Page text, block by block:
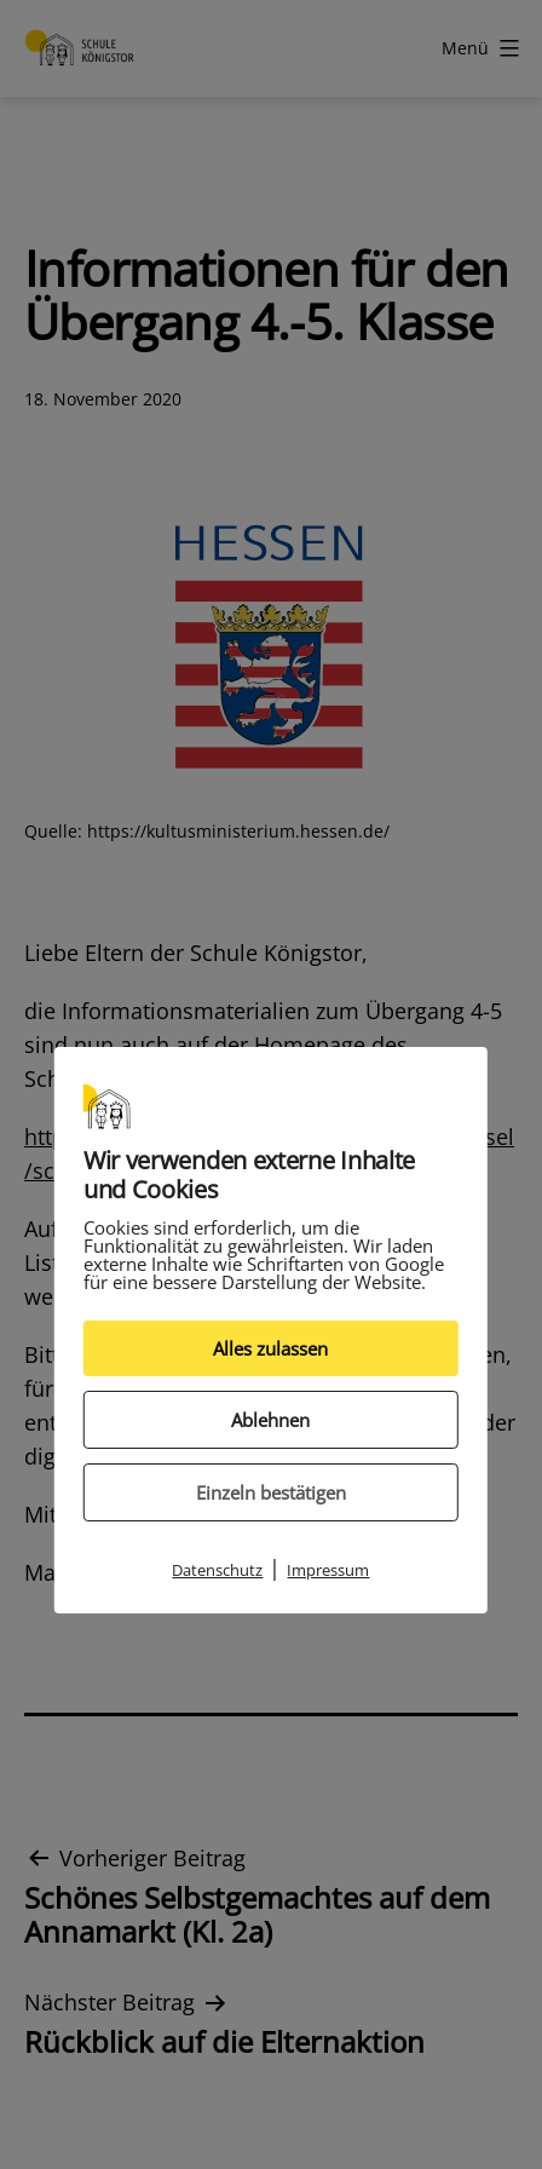
Inhalt
Menü
Informationen für den
Übergang 4.-5. Klasse
Veröffentlicht
18. November 2020
Quelle: https://kultusministerium.hessen.de/
Liebe Eltern der Schule Königstor,
die Informationsmaterialien zum Übergang 4-5
sind nun auch auf der Homepage des
Schulamtes veröffentlicht:
https://schulaemter.hessen.de/standorte/kassel
/schulangebot/schulliste
Auf der Seite des Schulamtes Kassel ist keine
Liste der Informationsveranstaltungen der
weiterführenden Schulen eingestellt.
Bitte besuchen Sie die Homepages der Schulen,
für die Sie sich interessieren. Dort finden Sie
entsprechende Informationen zu Terminen oder
digitalen Angeboten.
Mit freundlichen Grüßen
Marc Rosch
Beitrags-
Navigation
Vorheriger Beitrag
Schönes Selbstgemachtes auf dem
Annamarkt (Kl. 2a)
Nächster Beitrag
Rückblick auf die Elternaktion
Wir verwenden externe Inhalte
und Cookies
Cookies sind erforderlich, um die
Funktionalität zu gewährleisten. Wir laden
externe Inhalte wie Schriftarten von Google
für eine bessere Darstellung der Website.
Alles zulassen
Ablehnen
Einzeln bestätigen
Datenschutz | Impressum